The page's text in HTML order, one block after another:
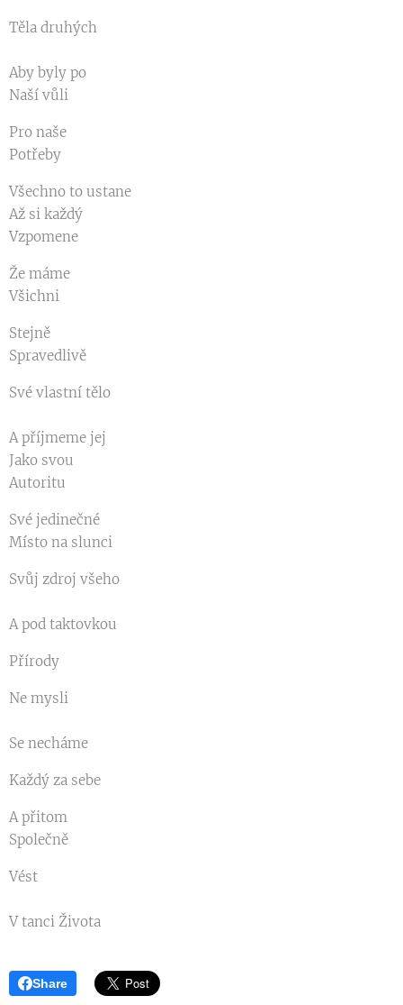
Těla druhých
Aby byly po
Naší vůli
Pro naše
Potřeby
Všechno to ustane
Až si každý
Vzpomene
Že máme
Všichni
Stejně
Spravedlivě
Své vlastní tělo
A příjmeme jej
Jako svou
Autoritu
Své jedinečné
Místo na slunci
Svůj zdroj všeho
A pod taktovkou
Přírody
Ne mysli
Se necháme
Každý za sebe
A přitom
Společně
Vést
V tanci Života
Share